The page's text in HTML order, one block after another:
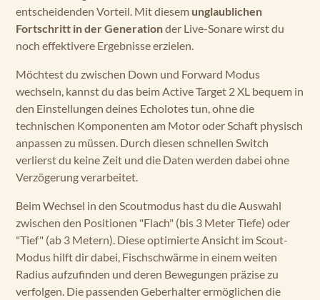
entscheidenden Vorteil. Mit diesem unglaublichen
Fortschritt in der Generationder Live-Sonare wirst du
noch effektivere Ergebnisse erzielen.
Möchtest du zwischen Down und Forward Modus
wechseln, kannst du das beim Active Target 2 XL bequem in
den Einstellungen deines Echolotes tun, ohne die
technischen Komponenten am Motor oder Schaft physisch
anpassen zu müssen. Durch diesen schnellen Switch
verlierst du keine Zeit und die Daten werden dabei ohne
Verzögerung verarbeitet.
Beim Wechsel in den Scoutmodus hast du die Auswahl
zwischen den Positionen "Flach" (bis 3 Meter Tiefe) oder
"Tief" (ab 3 Metern). Diese optimierte Ansicht im Scout-
Modus hilft dir dabei, Fischschwärme in einem weiten
Radius aufzufinden und deren Bewegungen präzise zu
verfolgen. Die passenden Geberhalter ermöglichen die